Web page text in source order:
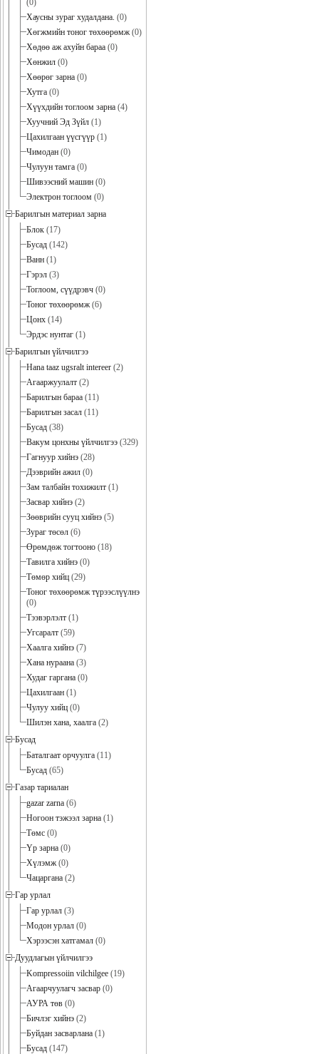
(0)
Хаусны зураг худалдана. (0)
Хөгжмийн тоног төхөөрөмж(0)
Хөдөө аж ахуйн бараа (0)
Хөнжил (0)
Хөөрөг зарна (0)
Хутга (0)
Хүүхдийн тоглоом зарна (4)
Хуучний Эд Зүйл (1)
Цахилгаан үүсгүүр (1)
Чимодан (0)
Чулуун тамга (0)
Шивээсний машин (0)
Электрон тоглоом (0)
Барилгын материал зарна
Блок (17)
Бусад (142)
Ванн (1)
Гэрэл (3)
Тоглоом, сүүдрэвч (0)
Тоног төхөөрөмж(6)
Цонх (14)
Эрдэс нунтаг (1)
Барилгын үйлчилгээ
Hana taaz ugsralt intereer (2)
Агааржуулалт (2)
Барилгын бараа (11)
Барилгын засал (11)
Бусад (38)
Вакум цонхны үйлчилгээ (329)
Гагнуур хийнэ (28)
Дээврийн ажил (0)
Зам талбайн тохижилт (1)
Засвар хийнэ (2)
Зөөврийн сууц хийнэ (5)
Зураг төсөл (6)
Өрөмдөж тогтооно (18)
Тавилга хийнэ (0)
Төмөр хийц (29)
Тоног төхөөрөмж түрээслүүлнэ
(0)
Тээвэрлэлт (1)
Угсаралт (59)
Хаалга хийнэ (7)
Хана нураана (3)
Худаг гаргана (0)
Цахилгаан (1)
Чулуу хийц (0)
Шилэн хана, хаалга (2)
Бусад
Баталгаат орчуулга (11)
Бусад (65)
Газар тариалан
gazar zarna (6)
Ногоон тэжээл зарна (1)
Төмс (0)
Үр зарна (0)
Хүлэмж(0)
Чацаргана (2)
Гар урлал
Гар урлал (3)
Модон урлал (0)
Хэрээсэн хатгамал (0)
Дуудлагын үйлчилгээ
Kompressoiin vilchilgee (19)
Агаарчуулагч засвар (0)
АУРА төв (0)
Бичлэг хийнэ (2)
Буйдан засварлана (1)
Бусад (147)